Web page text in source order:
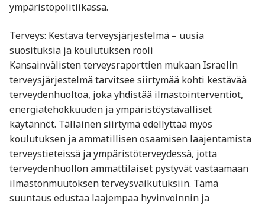
ympäristöpolitiikassa.
Terveys: Kestävä terveysjärjestelmä – uusia
suosituksia ja koulutuksen rooli
Kansainvälisten terveysraporttien mukaan Israelin
terveysjärjestelmä tarvitsee siirtymää kohti kestävää
terveydenhuoltoa, joka yhdistää ilmastointerventiot,
energiatehokkuuden ja ympäristöystävälliset
käytännöt. Tällainen siirtymä edellyttää myös
koulutuksen ja ammatillisen osaamisen laajentamista
terveystieteissä ja ympäristöterveydessä, jotta
terveydenhuollon ammattilaiset pystyvät vastaamaan
ilmastonmuutoksen terveysvaikutuksiin. Tämä
suuntaus edustaa laajempaa hyvinvoinnin ja